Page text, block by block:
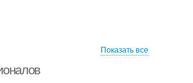
Показать все